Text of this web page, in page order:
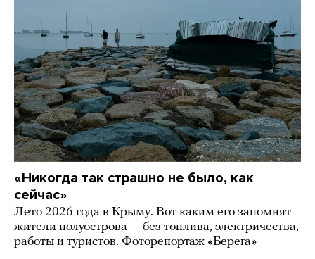
«Никогда так страшно не было, как
сейчас»
Лето 2026 года в Крыму. Вот каким его запомнят
жители полуострова — без топлива, электричества,
работы и туристов. Фоторепортаж «Берега»